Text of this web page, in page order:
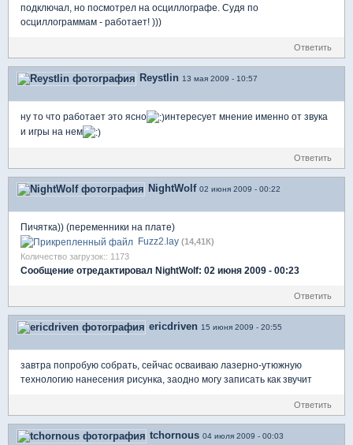
подключал, но посмотрел на осциллографе. Судя по
осциллограммам - работает! )))
Ответить
Reystlin 13 мая 2009 - 10:57
ну то что работает это ясно
интересует мнение именно от звука
и игры на нем
Ответить
NightWolf 02 июня 2009 - 00:22
Пичятка)) (переменники на плате)
Fuzz2.lay (14,41К)
Количество загрузок:: 1173
Сообщение отредактировал NightWolf: 02 июня 2009 - 00:23
Ответить
ericdriven 15 июня 2009 - 20:55
завтра попробую собрать, сейчас осваиваю лазерно-утюжную
технологию нанесения рисунка, заодно могу записать как звучит
Ответить
tchornous 04 июля 2009 - 00:03